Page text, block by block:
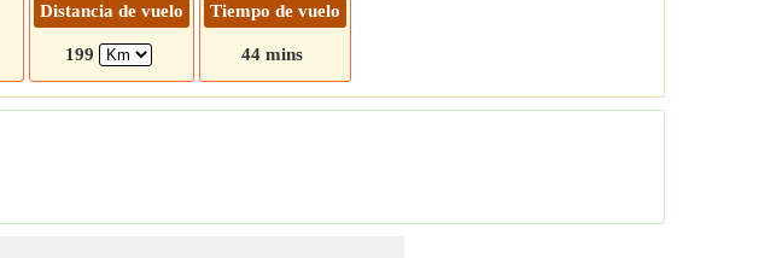
Distancia de vuelo
199
Tiempo de vuelo
44 mins